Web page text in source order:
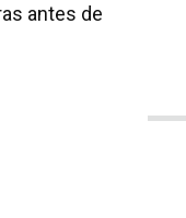
antes de